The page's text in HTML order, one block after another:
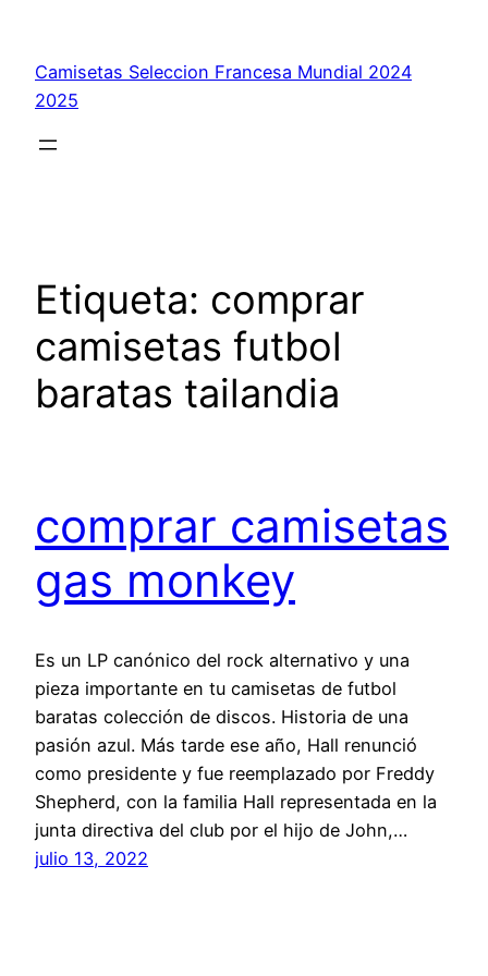
contenido
Camisetas Seleccion Francesa Mundial 2024
2025
Etiqueta: comprar
camisetas futbol
baratas tailandia
comprar camisetas
gas monkey
Es un LP canónico del rock alternativo y una
pieza importante en tu camisetas de futbol
baratas colección de discos. Historia de una
pasión azul. Más tarde ese año, Hall renunció
como presidente y fue reemplazado por Freddy
Shepherd, con la familia Hall representada en la
junta directiva del club por el hijo de John,…
julio 13, 2022